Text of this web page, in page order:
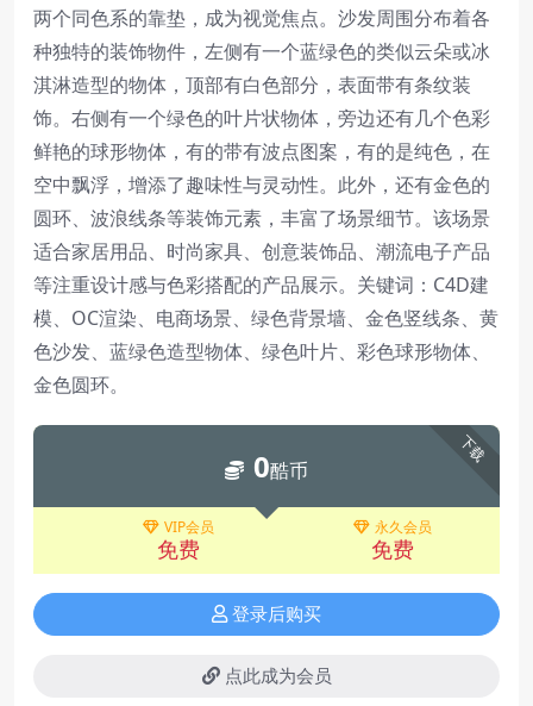
两个同色系的靠垫，成为视觉焦点。沙发周围分布着各
种独特的装饰物件，左侧有一个蓝绿色的类似云朵或冰
淇淋造型的物体，顶部有白色部分，表面带有条纹装
饰。右侧有一个绿色的叶片状物体，旁边还有几个色彩
鲜艳的球形物体，有的带有波点图案，有的是纯色，在
空中飘浮，增添了趣味性与灵动性。此外，还有金色的
圆环、波浪线条等装饰元素，丰富了场景细节。该场景
适合家居用品、时尚家具、创意装饰品、潮流电子产品
等注重设计感与色彩搭配的产品展示。关键词：C4D建
模、OC渲染、电商场景、绿色背景墙、金色竖线条、黄
色沙发、蓝绿色造型物体、绿色叶片、彩色球形物体、
金色圆环。
下载
0酷币
VIP会员
免费
永久会员
免费
登录后购买
点此成为会员